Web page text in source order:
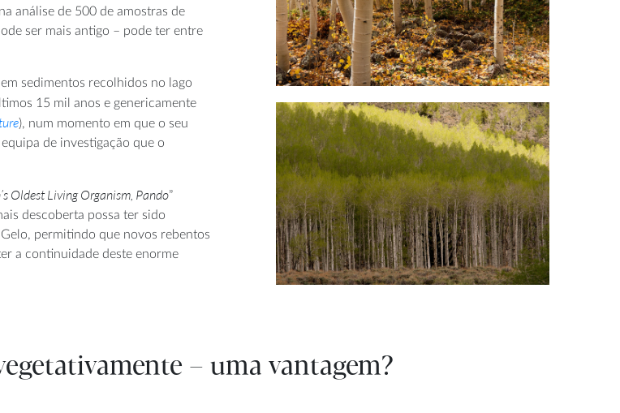
análise de 500 de amostras de
ser mais antigo – pode ter entre
sedimentos recolhidos no lago
15 mil anos e genericamente
), num momento em que o seu
de investigação que o
Oldest Living Organism, Pando”
descoberta possa ter sido
permitindo que novos rebentos
a continuidade deste enorme
– uma vantagem?